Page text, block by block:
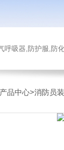
呼吸器,防护服,防
产品中心>消防员